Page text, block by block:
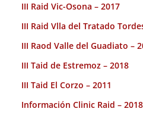
III Raid Vic-Osona – 2017
III Raid Vlla del Tratado
III Raod Valle del Guadiato –
III Taid de Estremoz – 2018
III Taid El Corzo – 2011
Información Clinic Raid – 2018